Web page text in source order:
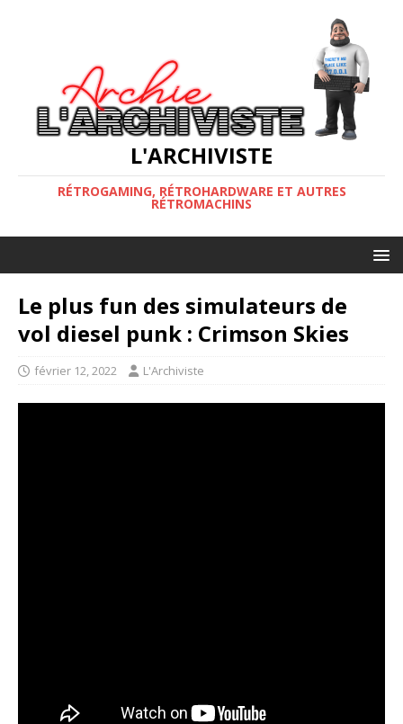
L'ARCHIVISTE
RÉTROGAMING, RÉTROHARDWARE ET AUTRES
RÉTROMACHINS
Le plus fun des simulateurs de
vol diesel punk : Crimson Skies
février 12, 2022 L'Archiviste